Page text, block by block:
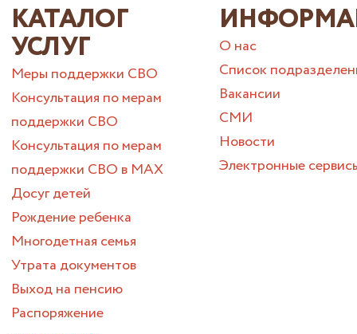
КАТАЛОГ
УСЛУГ
Меры поддержки СВО
Консультация по мерам
поддержки СВО
Консультация по мерам
поддержки СВО в МАХ
Досуг детей
Рождение ребенка
Многодетная семья
Утрата документов
Выход на пенсию
Распоряжение
О нас
Список
Вакансии
СМИ
Новости
Электронные